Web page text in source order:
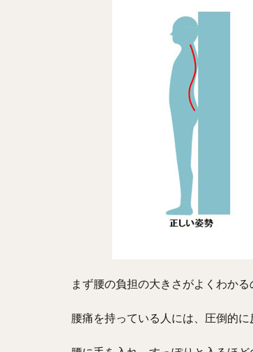
まず腰の負担の大きさがよくわかる
腰痛を持っている人には、圧倒的